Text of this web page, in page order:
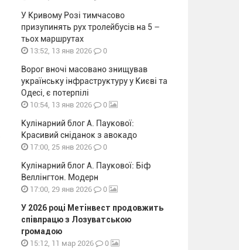
У Кривому Розі тимчасово
призупинять рух тролейбусів на 5 –
тьох маршрутах
13:52, 13 янв 2026 0
Ворог вночі масовано знищував
українську інфраструктуру у Києві та
Одесі, є потерпілі
10:54, 13 янв 2026 0
Кулінарний блог А. Паукової:
Красивий сніданок з авокадо
17:00, 25 янв 2026 0
Кулінарний блог А. Паукової: Біф
Веллінгтон. Модерн
17:00, 29 янв 2026 0
У 2026 році Метінвест продовжить
співпрацю з Лозуватською
громадою
15:12, 11 мар 2026 0